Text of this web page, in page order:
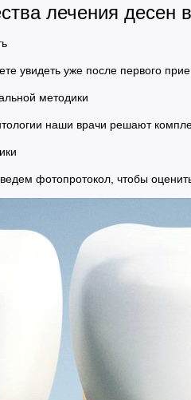
лечения десен
увидеть уже после первого
методики
наши врачи решают
фотопротокол, чтобы